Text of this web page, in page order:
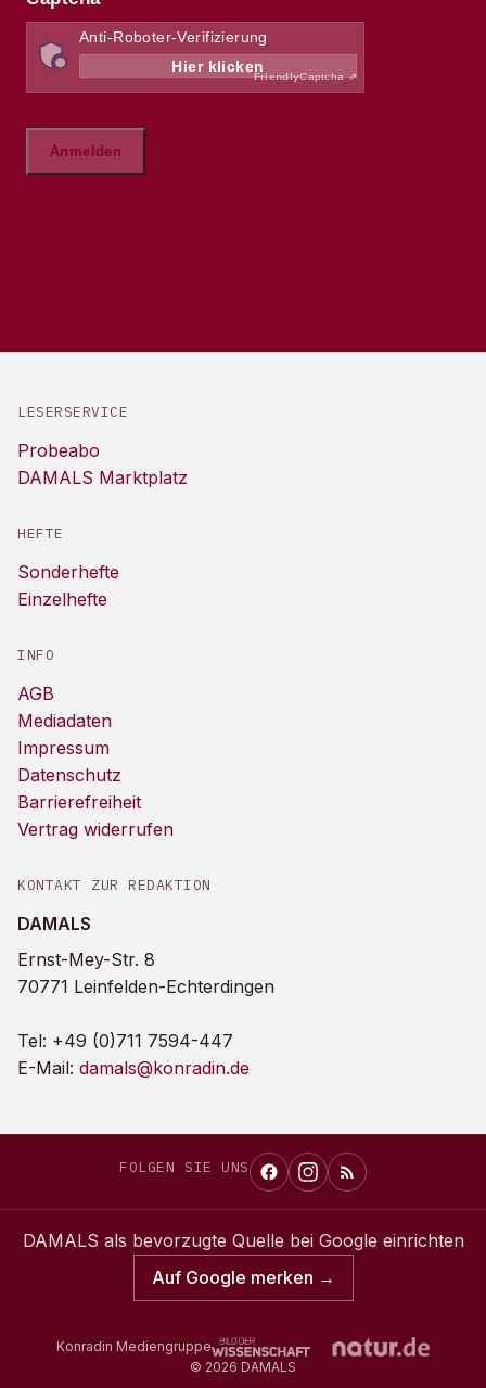
LESERSERVICE
Probeabo
DAMALS Marktplatz
HEFTE
Sonderhefte
Einzelhefte
INFO
AGB
Mediadaten
Impressum
Datenschutz
Barrierefreiheit
Vertrag widerrufen
KONTAKT ZUR REDAKTION
DAMALS
Ernst-Mey-Str. 8
70771 Leinfelden-Echterdingen
Tel: +49 (0)711 7594-447
E-Mail: damals@konradin.de
FOLGEN SIE UNS
DAMALS als bevorzugte Quelle bei Google einrichten
Auf Google merken →
Konradin Mediengruppe
© 2026 DAMALS